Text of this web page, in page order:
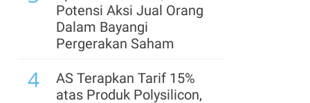
Potensi Aksi Jual Orang
Dalam Bayangi
Pergerakan Saham
4
AS Terapkan Tarif 15%
atas Produk Polysilicon,